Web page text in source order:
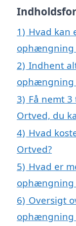
1) Hvad kan
ophængning
2) Indhent
ophængning
3) Få nemt
Ortved, du
4) Hvad
Ortved?
5) Hvad er
ophængning
6) Oversigt
ophængning